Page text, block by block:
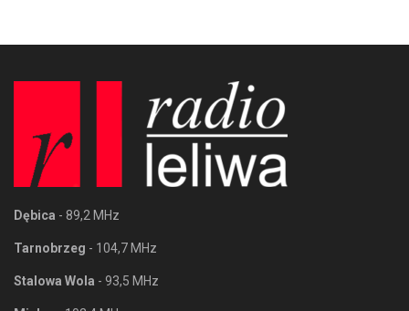
Dębica - 89,2 MHz
Tarnobrzeg - 104,7 MHz
Stalowa Wola - 93,5 MHz